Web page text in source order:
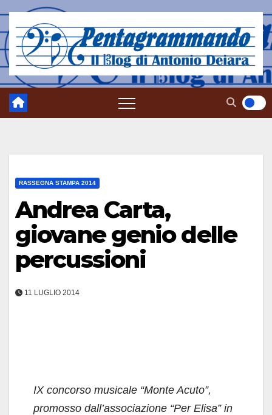
contenuto
RASSEGNA STAMPA 2014
Andrea Carta,
giovane genio delle
percussioni
11 LUGLIO 2014
IX concorso musicale “Monte Acuto”,
promosso dall’associazione “Per Elisa” in